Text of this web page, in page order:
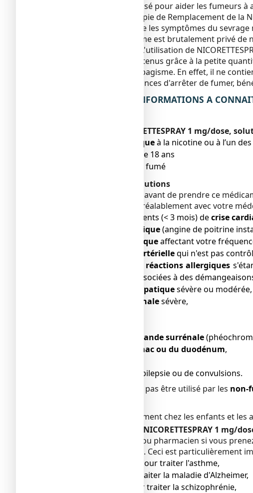
NICORETTESPRAY est utilisé pour aider les
traitement de type Thérapie de Remplacement de la
NICORETTESPRAY soulage les symptômes du
fumer. Lorsque l'organisme est brutalement privé
symptômes de sevrage. L'utilisation de
fumer. Ces effets sont obtenus grâce à la petite
est moins nocif que le tabagisme. En effet, il ne
Afin d’augmenter vos chances d'arrêter de fumer,
2. QUELLES SONT LES INFORMATIONS A
N’utilisez jamais NICORETTESPRAY 1 mg/dose,
si vous êtes allergiqueà la nicotine ou à l’un
● si vous avez moins de 18 ans
● si vous n’avez jamais fumé
Avertissements et précautions
Contacter votre médecin avant de prendre ce
vous devez en discuter préalablement avec votre
● des antécédents récents (< 3 mois) decrise
douleur thoracique(angine de poitrine
problème cardiaqueaffectant votre
hypertension artériellequi n'est pas
réactions allergiques
éruptions cutanées associées à des
insuffisance hépatiquesévère ou modérée,
insuffisance rénalesévère,
tumeur de la glande surrénale
ulcère de l'estomac ou du duodénum,
● des antécédents d’épilepsie ou de convulsions.
NICORETTESPRAY ne doit pas être utilisé par les non-
Ne pas utiliser ce médicament chez les enfants et les
Autres médicaments et NICORETTESPRAY 1 mg/
Informez votre médecin ou pharmacien si vous
obtenu sans ordonnance. Ceci est particulièrement
pour traiter l'asthme,
pour traiter la maladie d'Alzheimer,
pour traiter la schizophrénie,